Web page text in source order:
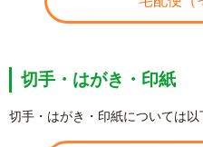
切手・はがき・印紙
切手・はがき・印紙については以